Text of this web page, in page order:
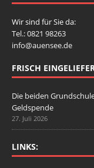
Wir sind für Sie da:
Tel.: 0821 98263
info@auensee.de
FRISCH
Die beiden
Geldspende
27. Juli 2026
LINKS: